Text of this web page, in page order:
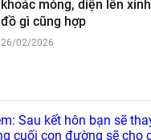
khoác mỏng, diện lên
đồ gì cũng hợp
26/02/2026